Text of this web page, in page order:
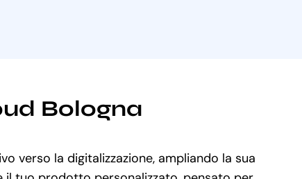
Bologna
verso la digitalizzazione, ampliando la sua